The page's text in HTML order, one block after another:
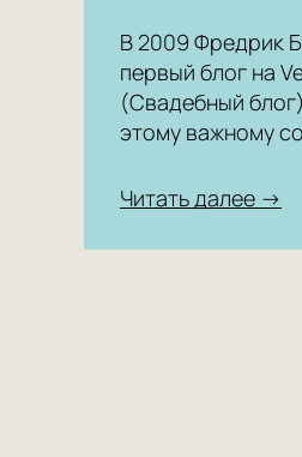
В 2009 Фредрик
первый блог на
(Свадебный
этому важному
Читать далее →